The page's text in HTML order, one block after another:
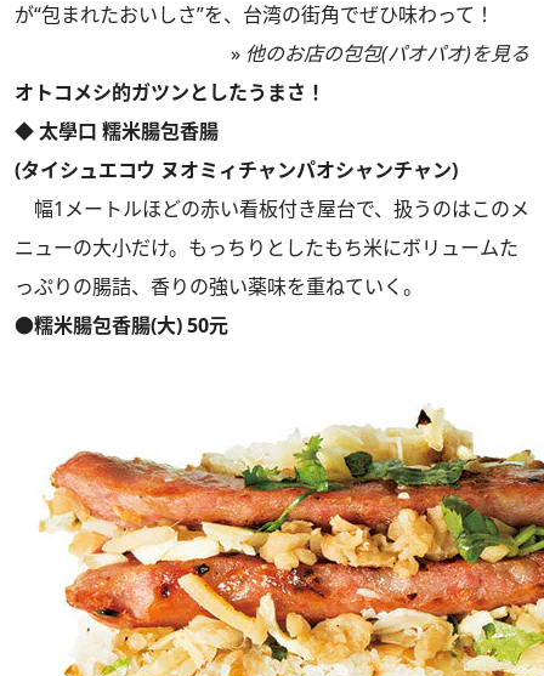
が“包まれたおいしさ”を、台湾の街角でぜひ味わって！
» 他のお店の包包(パオパオ)を見る
オトコメシ的ガツンとしたうまさ！
◆ 太學口 糯米腸包香腸
(タイシュエコウ ヌオミィチャンパオシャンチャン)
幅1メートルほどの赤い看板付き屋台で、扱うのはこのメ
ニューの大小だけ。もっちりとしたもち米にボリュームた
っぷりの腸詰、香りの強い薬味を重ねていく。
●糯米腸包香腸(大) 50元